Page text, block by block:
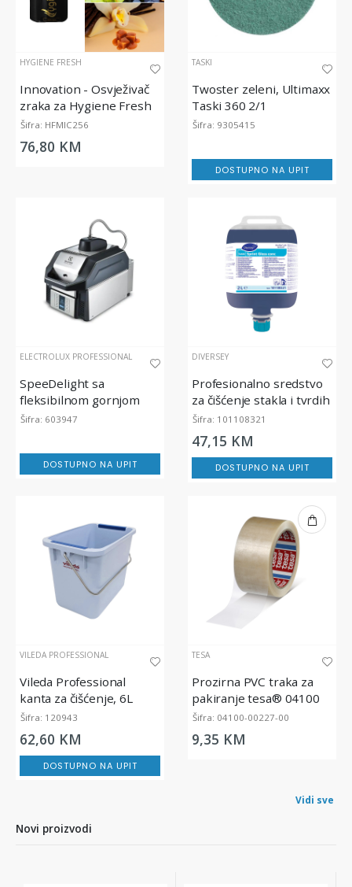
HYGIENE FRESH
Innovation - Osvježivač
zraka za Hygiene Fresh
Micro Diffuser, 200 ml
Šifra: HFMIC256
76,80 KM
TASKI
Twoster zeleni, Ultimaxx
Taski 360 2/1
Šifra: 9305415
DOSTUPNO NA UPIT
ELECTROLUX PROFESSIONAL
SpeeDelight sa
fleksibilnom gornjom
kontakt pločom
Šifra: 603947
DOSTUPNO NA UPIT
DIVERSEY
Profesionalno sredstvo
za čišćenje stakla i tvrdih
površina TASKI Sprint
Glass Conc
Šifra: 101108321
47,15 KM
DOSTUPNO NA UPIT
VILEDA PROFESSIONAL
Vileda Professional
kanta za čišćenje, 6L
Šifra: 120943
62,60 KM
DOSTUPNO NA UPIT
TESA
Prozirna PVC traka za
pakiranje tesa® 04100
tesapack Comfort, 66m x
50mm
Šifra: 04100-00227-00
9,35 KM
Vidi sve
Novi proizvodi